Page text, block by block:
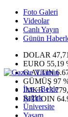
Foto Galeri
Videolar
Canlı Yayın
Günün
DOLAR 47,71
EURO 55,19
G.ALTIN
GÜMÜŞ 97
IMKB
BITCOIN
İlçe - Belde
Sağlık
Üniversite
Yaşam